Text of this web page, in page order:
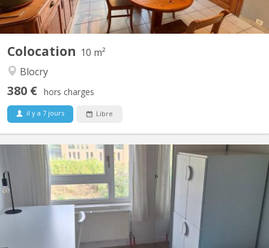
Colocation 10 m²
Blocry
380 € hors charges
il y a 7 jours Libre
KV 1465
familiale à Lauzelle (Louvain-la-Neuve) Nous proposons une
chambre meublée à louer dans une maison familiale située dans
le quartier résidentiel de Lauzelle, à Louvain-la-Neuve. La maison
est partagée avec la propriétaire, un étudiant en Erasmus à
UCLouvain et un élève en retho au LMV. 🔹...